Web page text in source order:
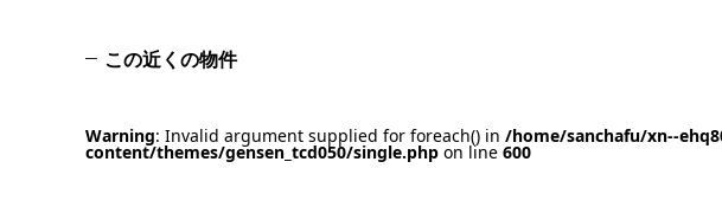
この近くの物件
Warning: Invalid argument supplied for foreach() in /home/sanchafu/xn--
content/themes/gensen_tcd050/single.php on line 600